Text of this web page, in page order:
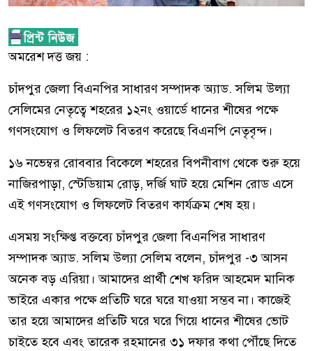
অমরেশ দত্ত জয় :
চাঁদপুর জেলা বিএনপির সাধারণ সম্পাদক অ্যাড. সলিম উল্যা
সেলিমের নেতৃত্বে শহরের ১২নং ওয়ার্ডে ধানের শীষের পক্ষে
গণসংযোগ ও লিফলেট বিতরণ করেছে বিএনপি নেতৃবৃন্দ।
১৬ নভেম্বর রোববার বিকেলে শহরের বিপনীবাগ থেকে শুরু হয়ে
নাজিরপাড়া, স্টেডিয়াম রোড়, দর্জি ঘাট হয়ে মেশিন রোড এসে
এই গণসংযোগ ও লিফলেট বিতরণ কার্যক্রম শেষ হয়।
এসময় সংক্ষিপ্ত বক্তব্যে চাঁদপুর জেলা বিএনপির সাধারণ
সম্পাদক অ্যাড. সলিম উল্যা সেলিম বলেন, চাঁদপুর -৩ আসন
অনেক বড় এরিয়া। আমাদের প্রার্থী শেখ ফরিদ আহমেদ মানিক
ভাইরে একার পক্ষে প্রতিটি ঘরে ঘরে যাওয়া সম্ভব না। কাজেই
তার হয়ে আমাদের প্রতিটি ঘরে ঘরে গিয়ে ধানের শীষের ভোট
চাইতে হবে এবং তারেক রহমানের ৩১ দফার কথা পৌঁছে দিতে